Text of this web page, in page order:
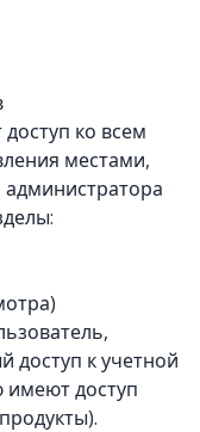
доступ ко всем
местами,
доступ к учетной
имеют доступ